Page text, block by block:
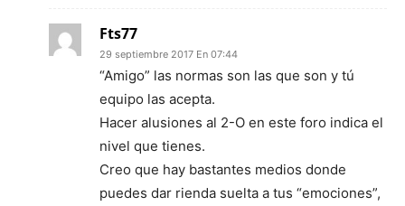
Fts77
29 septiembre 2017 En 07:44
“Amigo” las normas son las que son y tú
equipo las acepta.
Hacer alusiones al 2-O en este foro indica el
nivel que tienes.
Creo que hay bastantes medios donde
puedes dar rienda suelta a tus “emociones”,